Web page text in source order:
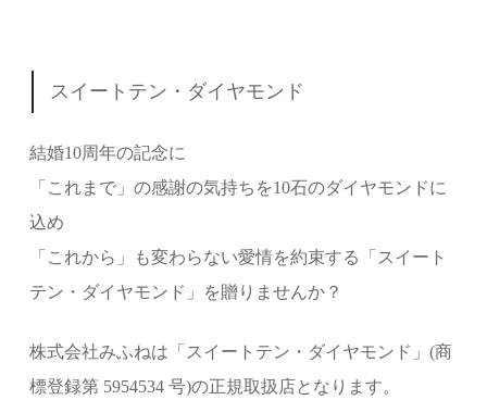
スイートテン・ダイヤモンド
結婚10周年の記念に
「これまで」の感謝の気持ちを10石のダイヤモンドに
込め
「これから」も変わらない愛情を約束する「スイート
テン・ダイヤモンド」を贈りませんか？
株式会社みふねは「スイートテン・ダイヤモンド」(商
標登録第 5954534 号)の正規取扱店となります。